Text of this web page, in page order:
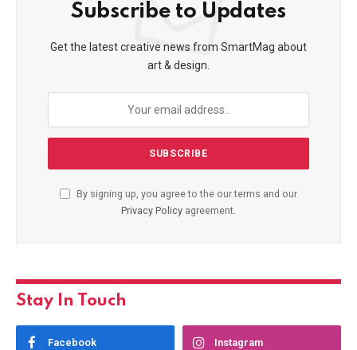
Subscribe to Updates
Get the latest creative news from SmartMag about
art & design.
By signing up, you agree to the our terms and our
Privacy Policy agreement.
Stay In Touch
Facebook Instagram